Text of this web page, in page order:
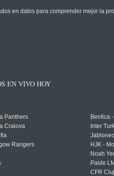
en datos para comprender mejor la
EN VIVO HOY
Panthers
Craiova
Rangers
Benfica
Inter
HJK -
Noah
Paide
CFR